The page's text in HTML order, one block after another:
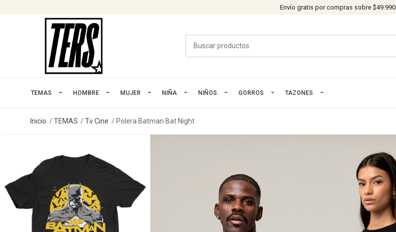
Envío gratis por compras sobre $49.990
TEMAS HOMBRE MUJER NIÑA NIÑOS GORROS TAZONES
Inicio TEMAS Tv Cine Polera Batman Bat Night